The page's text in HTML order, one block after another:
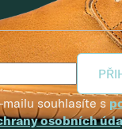
mailu souhlasíte s
osobních